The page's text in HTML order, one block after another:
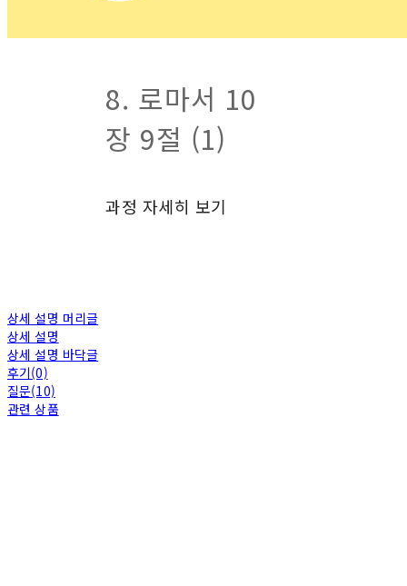
8. 로마서 10
장 9절 (1)
과정 자세히 보기
상세 설명 머리글
상세 설명
상세 설명 바닥글
후기(0)
질문(10)
관련 상품